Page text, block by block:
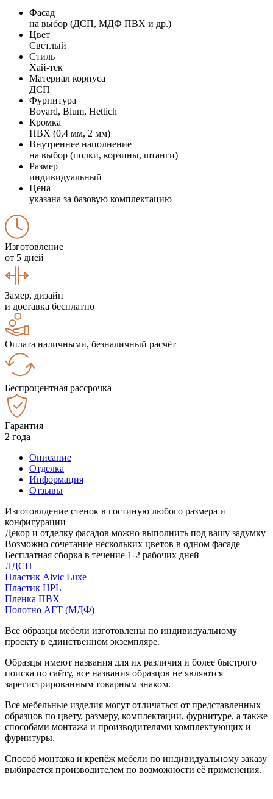
Фасад
на выбор (ДСП, МДФ ПВХ и др.)
Цвет
Светлый
Стиль
Хай-тек
Материал корпуса
ДСП
Фурнитура
Boyard, Blum, Hettich
Кромка
ПВХ (0,4 мм, 2 мм)
Внутреннее наполнение
на выбор (полки, корзины, штанги)
Размер
индивидуальный
Цена
указана за базовую комплектацию
Изготовление
от 5 дней
Замер, дизайн
и доставка бесплатно
Оплата наличными, безналичный расчёт
Беспроцентная рассрочка
Гарантия
2 года
Описание
Отделка
Информация
Отзывы
Изготовлдение стенок в гостиную любого размера и
конфигурации
Декор и отделку фасадов можно выполнить под вашу задумку
Возможно сочетание нескольких цветов в одном фасаде
Бесплатная сборка в течение 1-2 рабочих дней
ЛДСП
Пластик Alvic Luxe
Пластик HPL
Пленка ПВХ
Полотно АГТ (МДФ)
Все образцы мебели изготовлены по индивидуальному
проекту в единственном экземпляре.
Образцы имеют названия для их различия и более быстрого
поиска по сайту, все названия образцов не являются
зарегистрированным товарным знаком.
Все мебельные изделия могут отличаться от представленных
образцов по цвету, размеру, комплектации, фурнитуре, а также
способами монтажа и производителями комплектующих и
фурнитуры.
Способ монтажа и крепёж мебели по индивидуальному заказу
выбирается производителем по возможности её применения.